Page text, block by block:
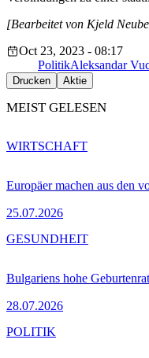
[Bearbeitet von Kjeld
Oct 23, 2023 - 08:17
PolitikAleksandar
Drucken Aktie
MEIST GELESEN
Europäer machen aus den
25.07.2026
WIRTSCHAFT
Bulgariens hohe
28.07.2026
GESUNDHEIT
POLITIK